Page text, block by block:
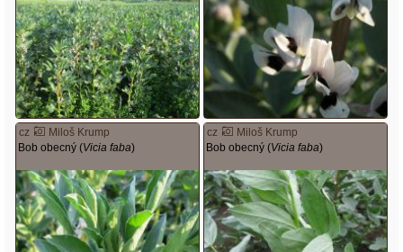
cz
Miloš Krump
Bob obecný (Vicia faba)
cz
Miloš Krump
Bob obecný (Vicia faba)